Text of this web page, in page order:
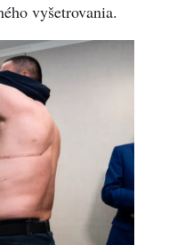
vyšetrovania.